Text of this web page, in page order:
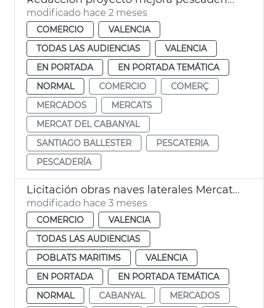
modificado hace 2 meses
COMERCIO
VALENCIA
TODAS LAS AUDIENCIAS
VALENCIA
EN PORTADA
EN PORTADA TEMÁTICA
NORMAL
COMERCIO
COMERÇ
MERCADOS
MERCATS
MERCAT DEL CABANYAL
SANTIAGO BALLESTER
PESCATERIA
PESCADERÍA
Licitación obras naves laterales Mercat Cabanyal
modificado hace 3 meses
COMERCIO
VALENCIA
TODAS LAS AUDIENCIAS
POBLATS MARITIMS
VALENCIA
EN PORTADA
EN PORTADA TEMÁTICA
NORMAL
CABANYAL
MERCADOS